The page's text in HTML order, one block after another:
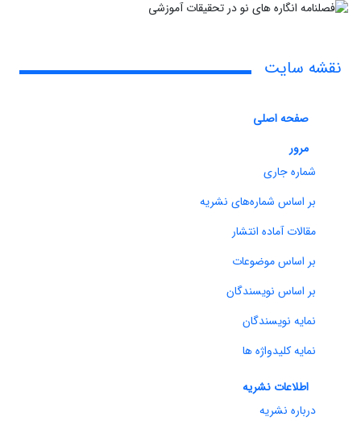
نقشه سایت
صفحه اصلی
مرور
شماره جاری
بر اساس شماره‌های نشریه
مقالات آماده انتشار
بر اساس موضوعات
بر اساس نویسندگان
نمایه نویسندگان
نمایه کلیدواژه ها
اطلاعات نشریه
درباره نشریه